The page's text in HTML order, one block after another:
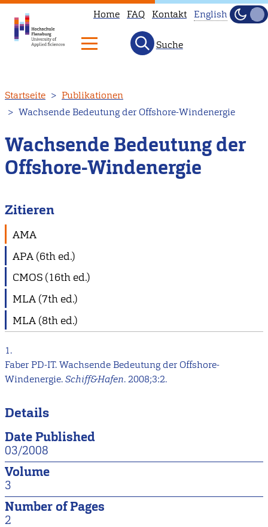
zum
Inhalt
Home FAQ Kontakt
available
English.
English
Hell
Suche
Startseite
Publikationen
Wachsende Bedeutung der Offshore-Windenergie
Wachsende Bedeutung der
Offshore-Windenergie
Zitieren
AMA
APA (6th ed.)
CMOS (16th ed.)
MLA (7th ed.)
MLA (8th ed.)
1.
Faber PD-IT. Wachsende Bedeutung der Offshore-
Windenergie.Schiff&Hafen. 2008;3:2.
Details
Date Published
03/2008
Volume
3
Number of Pages
2